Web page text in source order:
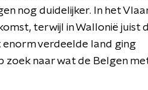
nog duidelijker. In het
terwijl in Wallonië juist
enorm verdeelde land ging
zoek naar wat de Belgen